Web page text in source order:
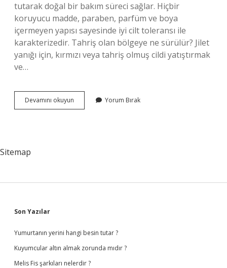
tutarak doğal bir bakım süreci sağlar. Hiçbir
koruyucu madde, paraben, parfüm ve boya
içermeyen yapısı sayesinde iyi cilt toleransı ile
karakterizedir. Tahriş olan bölgeye ne sürülür? Jilet
yanığı için, kırmızı veya tahriş olmuş cildi yatıştırmak
ve…
Devamını okuyun Kimyasal
Tahrişe
Yorum Bırak
Sitemap
Sidebar
Son Yazılar
Yumurtanın yerini hangi besin tutar ?
Kuyumcular altın almak zorunda mıdır ?
Melis Fis şarkıları nelerdir ?